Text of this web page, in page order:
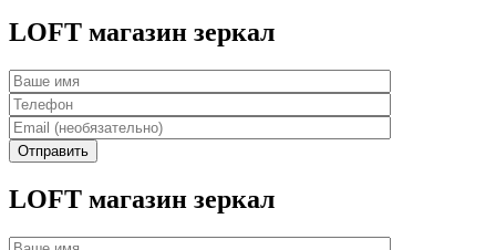
LOFT магазин зеркал
LOFT магазин зеркал